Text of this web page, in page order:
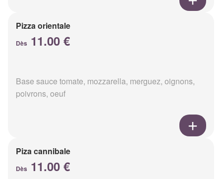
Pizza orientale
Dès 11.00 €
Base sauce tomate, mozzarella, merguez, oignons,
poivrons, oeuf
Piza cannibale
Dès 11.00 €